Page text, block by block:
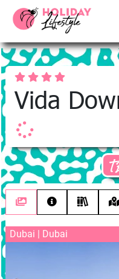
Vida
Dubai | Dubai